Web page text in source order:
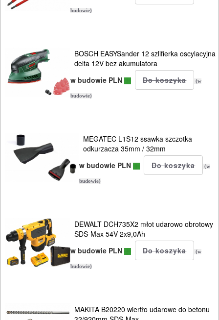
Zszywacze
Oświetlenie
Przedłużacze
Szafki
DLA
ELEKTRYKÓW
INSTALACYJNE,
PALNIKI
PNEUMATYCZNE
budowie)
BOSCH EASYSander 12 szlifierka oscylacyjna
delta 12V bez akumulatora
w budowie PLN
(w
budowie)
MEGATEC L1S12 ssawka szczotka
odkurzacza 35mm / 32mm
w budowie PLN
(w
budowie)
DEWALT DCH735X2 młot udarowo obrotowy
SDS-Max 54V 2x9,0Ah
w budowie PLN
(w
budowie)
MAKITA B20220 wiertło udarowe do betonu